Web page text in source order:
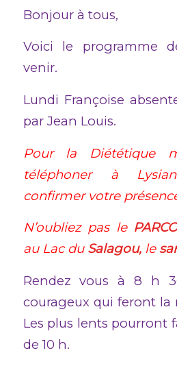
Bonjour à tous,
Voici le programme
venir.
Lundi Françoise
par Jean Louis.
Pour la Diététique
téléphoner à
confirmer votre
N’oubliez pas le
au Lac du Salagou,le
Rendez vous à 8 h
courageux qui feront la
Les plus lents pourront
de 10 h.